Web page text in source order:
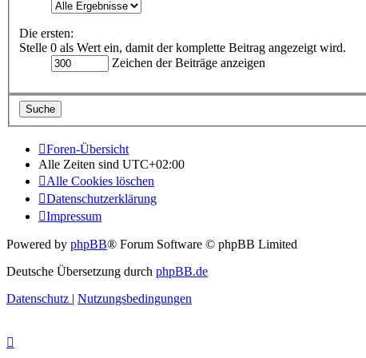
Die ersten:
Stelle 0 als Wert ein, damit der komplette Beitrag angezeigt wird.
Zeichen der Beiträge anzeigen
Foren-Übersicht
Alle Zeiten sind UTC+02:00
Alle Cookies löschen
Datenschutzerklärung
Impressum
Powered by phpBB® Forum Software © phpBB Limited
Deutsche Übersetzung durch phpBB.de
Datenschutz | Nutzungsbedingungen